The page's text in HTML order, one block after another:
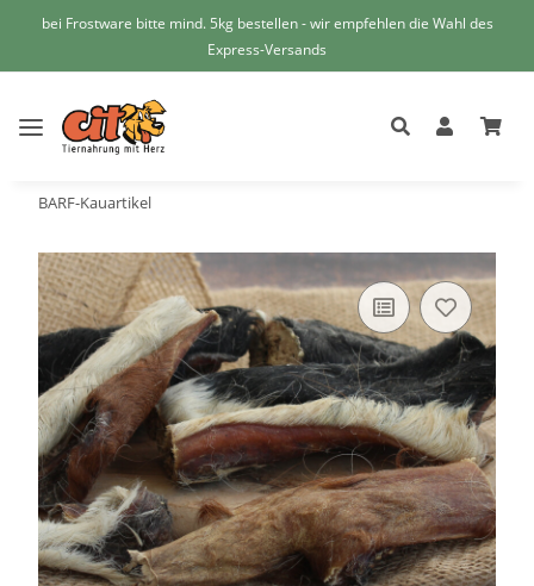
bei Frostware bitte mind. 5kg bestellen - wir empfehlen die Wahl des
Express-Versands
BARF-Kauartikel